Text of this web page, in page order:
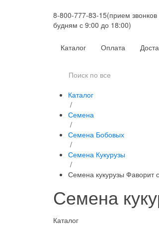
8-800-777-83-15(прием звонков
будням с 9:00 до 18:00)
Каталог
Оплата
Каталог
/
Семена
/
Семена Бобовых
/
Семена Кукурузы
/
Семена кукурузы Фаворит
Семена
Каталог